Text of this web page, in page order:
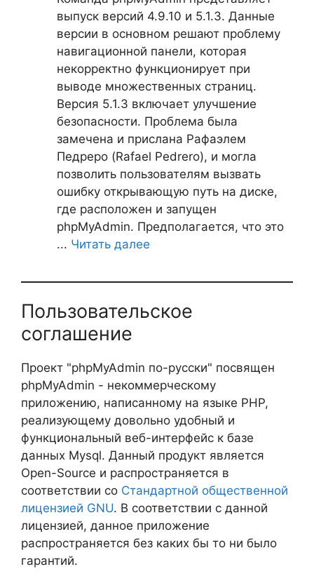
выпуск версий 4.9.10 и 5.1.3. Данные
версии в основном решают проблему
навигационной панели, которая
некорректно функционирует при
выводе множественных страниц.
Версия 5.1.3 включает улучшение
безопасности. Проблема была
замечена и прислана Рафаэлем
Педреро (Rafael Pedrero), и могла
позволить пользователям вызвать
ошибку открывающую путь на диске,
где расположен и запущен
phpMyAdmin. Предполагается, что это
... Читать далее
Пользовательское
соглашение
Проект "phpMyAdmin по-русски" посвящен
phpMyAdmin - некоммерческому
приложению, написанному на языке PHP,
реализующему довольно удобный и
функциональный веб-интерфейс к базе
данных Mysql. Данный продукт является
Open-Source и распространяется в
соответствии со Стандартной общественной
лицензией GNU. В соответствии с данной
лицензией, данное приложение
распространяется без каких бы то ни было
гарантий.